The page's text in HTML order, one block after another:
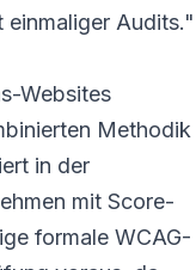
Audits."
Websites
Methodik
in der
mit Score-
formale WCAG-